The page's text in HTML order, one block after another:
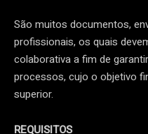
São muitos documentos,
profissionais, os quais
colaborativa a fim de
processos, cujo o objetivo
superior.
REQUISITOS